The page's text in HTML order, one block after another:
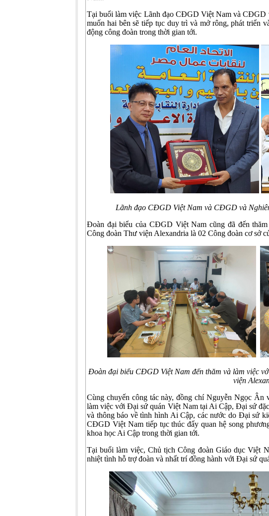
Tại buổi làm việc Lãnh đạo CĐGD Việt Nam và CĐGD
muốn hai bên sẽ tiếp tục duy trì và mở rông, phát triển
động công đoàn trong thời gian tới.
Lãnh đạo CĐGD Việt Nam và CĐGD và
Đoàn đại biểu của CĐGD Việt Nam cũng đã đến
Công đoàn Thư viện Alexandria là 02 Công đoàn cơ sở
Đoàn đại biểu CĐGD Việt Nam đến thăm và làm việc
viện
Cùng chuyến công tác này, đồng chí Nguyễn Ngọc
làm việc với Đại sứ quán Việt Nam tại Ai Cập, Đại sứ
và thông báo về tình hình Ai Cập, các nước do Đại sứ
CĐGD Việt Nam tiếp tục thúc đẩy quan hệ song
khoa học Ai Cập trong thời gian tới.
Tại buổi làm việc, Chủ tịch Công đoàn Giáo dục Việt
nhiệt tình hỗ trợ đoàn và nhất trí đồng hành với Đại sứ